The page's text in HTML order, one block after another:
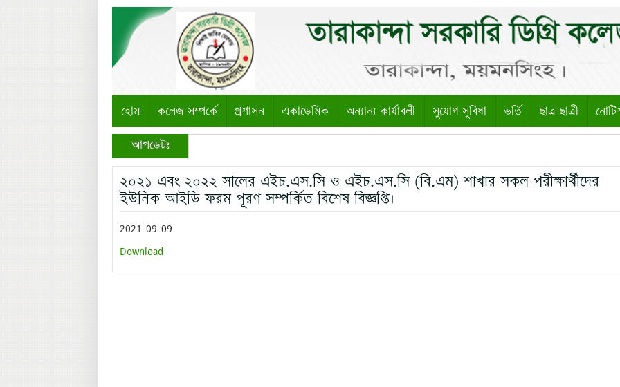
হোম কলেজ সম্পর্কে প্রশাসন একাডেমিক অন্যান্য কার্যাবলী সুযোগ সুবিধা ভর্তি ছাত্র ছাত্রী
আপডেটঃ
২০২১ এবং ২০২২ সালের এইচ.এস.সি ও এইচ.এস.সি (বি.এম) শাখার সকল পরীক্ষার্থীদের
ইউনিক আইডি ফরম পূরণ সম্পর্কিত বিশেষ বিজ্ঞপ্তি।
2021-09-09
Download